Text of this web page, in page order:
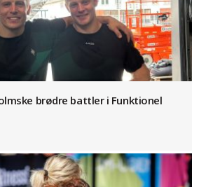
brødre battler i Funktionel